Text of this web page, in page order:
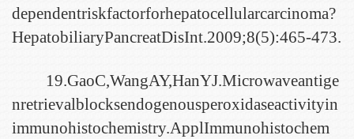
dependentriskfactorforhepatocellularcarcinoma?
HepatobiliaryPancreatDisInt.2009;8(5):465-473.
19.GaoC,WangAY,HanYJ.Microwaveantige
nretrievalblocksendogenousperoxidaseactivityin
immunohistochemistry.ApplImmunohistochem